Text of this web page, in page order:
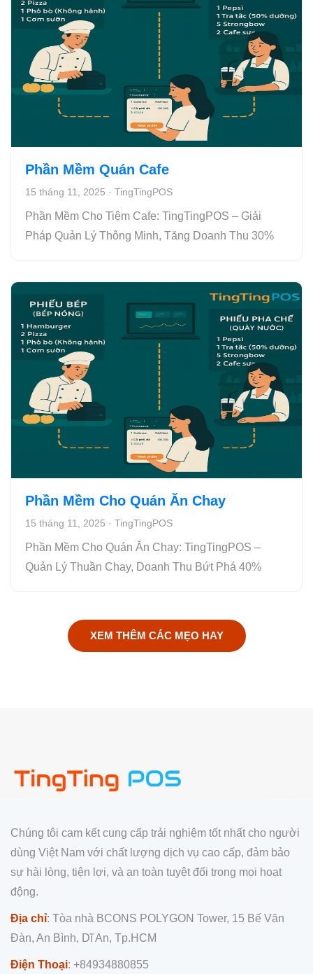
Phần Mềm Quán Cafe
15 tháng 11, 2025 · TingTingPOS
Phần Mềm Cho Tiệm Cafe: TingTingPOS – Giải
Pháp Quản Lý Thông Minh, Tăng Doanh Thu 30%
Phần Mềm Cho Quán Ăn Chay
15 tháng 11, 2025 · TingTingPOS
Phần Mềm Cho Quán Ăn Chay: TingTingPOS –
Quản Lý Thuần Chay, Doanh Thu Bứt Phá 40%
XEM THÊM CÁC MẸO HAY
Chúng tôi cam kết cung cấp trải nghiệm tốt nhất cho người
dùng Việt Nam với chất lượng dịch vụ cao cấp, đảm bảo
sự hài lòng, tiện lợi, và an toàn tuyệt đối trong mọi hoạt
động.
Địa chỉ: Tòa nhà BCONS POLYGON Tower, 15 Bế Văn
Đàn, An Bình, Dĩ An, Tp.HCM
Điện Thoại: +84934880855